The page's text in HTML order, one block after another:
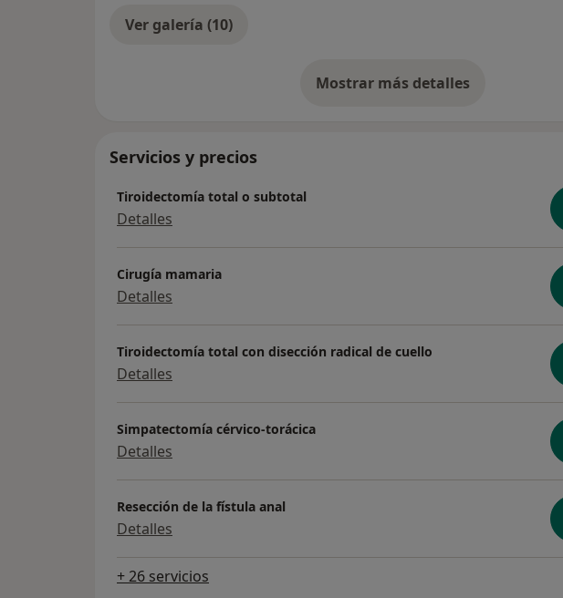
Ver galería (10)
Mostrar más detalles
sobre la experiencia
Servicios y precios
Tiroidectomía total o subtotal
Detalles
Cirugía mamaria
Detalles
Tiroidectomía total con disección radical de cuello
Detalles
Simpatectomía cérvico-torácica
Detalles
Resección de la fístula anal
Detalles
+ 26 servicios